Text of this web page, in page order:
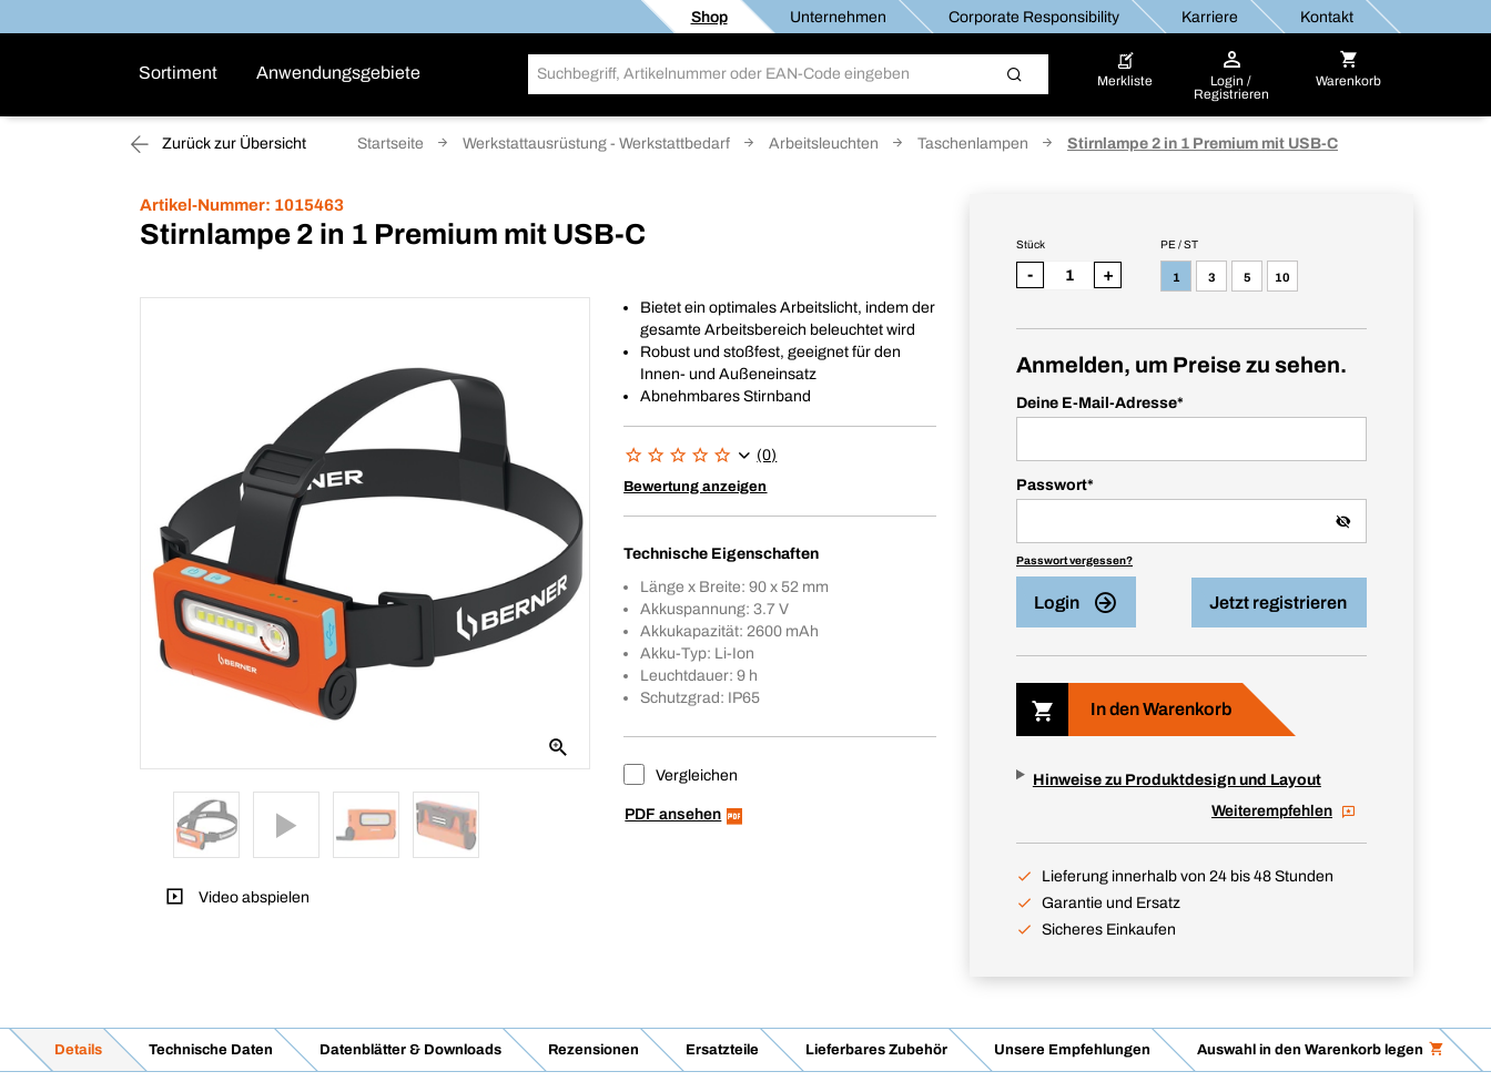
Shop Unternehmen Corporate Responsibility Karriere Kontakt
Sortiment Anwendungsgebiete Merkliste
Login /
Registrieren
Warenkorb
Zurück zur Übersicht Startseite Werkstattausrüstung - Werkstattbedarf Arbeitsleuchten Taschenlampen Stirnlampe 2 in 1 Premium mit USB-C
Artikel-Nummer: 1015463
Stirnlampe 2 in 1 Premium mit USB-C
Video abspielen
Bietet ein optimales Arbeitslicht, indem der
gesamte Arbeitsbereich beleuchtet wird
Robust und stoßfest, geeignet für den
Innen- und Außeneinsatz
Abnehmbares Stirnband
(0)
Bewertung anzeigen
Technische Eigenschaften
Länge x Breite: 90 x 52 mm
Akkuspannung: 3.7 V
Akkukapazität: 2600 mAh
Akku-Typ: Li-Ion
Leuchtdauer: 9 h
Schutzgrad: IP65
Vergleichen
PDF ansehen
PE / ST
1 3 5 10
Stück
- +
Anmelden, um Preise zu sehen.
Deine E-Mail-Adresse*
Passwort*
Passwort vergessen?
Login Jetzt registrieren
In den Warenkorb
Hinweise zu Produktdesign und Layout
Weiterempfehlen
Lieferung innerhalb von 24 bis 48 Stunden
Garantie und Ersatz
Sicheres Einkaufen
Details Technische Daten Datenblätter & Downloads Rezensionen Ersatzteile Lieferbares Zubehör Unsere Empfehlungen Auswahl in den Warenkorb legen